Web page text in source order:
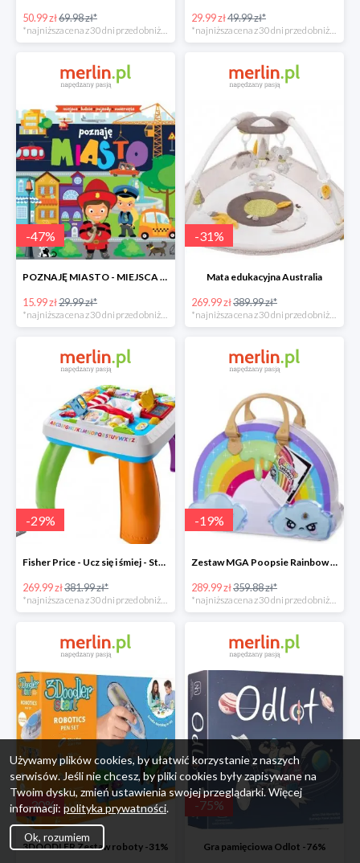
50.99 zł69.98 zł*
*najniższa cena z 30 dni przed obniżką
29.99 zł49.99 zł*
*najniższa cena z 30 dni przed obniżką
-47%
POZNAJĘ MIASTO - MIEJSCA LUDZIE POJAZDY ZWIERZĘTA -47%
15.99 zł29.99 zł*
*najniższa cena z 30 dni przed obniżką
-31%
Mata edukacyjna Australia
269.99 zł389.99 zł*
*najniższa cena z 30 dni przed obniżką
-29%
Fisher Price - Ucz się i śmiej - Stolik interaktywny
269.99 zł381.99 zł*
-19%
Zestaw MGA Poopsie Rainbow Surprise Slime Kit -20%
289.99 zł359.88 zł*
-30%
3DOODLER Zestaw roboty -31%
-75%
Gra pamięciowa Odlot -76%
Używamy plików cookies, by ułatwić korzystanie z naszych
serwisów. Jeśli nie chcesz, by pliki cookies były zapisywane na
Twoim dysku, zmień ustawienia swojej przeglądarki. Więcej
informacji: polityka prywatności.
Ok, rozumiem